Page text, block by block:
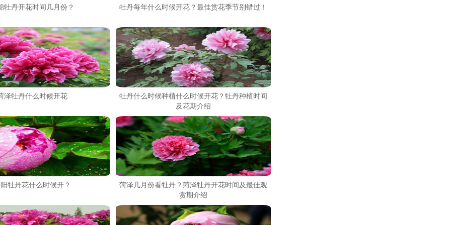
牡丹开花时间几月份？ 牡丹每年什么时候开花？最佳赏花季节别错过！
泽牡丹什么时候开花
牡丹什么时候种植什么时候开花？牡丹种植时间
及花期介绍
牡丹花什么时候开？
菏泽几月份看牡丹？菏泽牡丹开花时间及最佳观
赏期介绍